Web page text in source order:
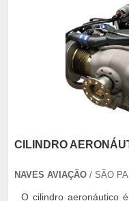
CILINDRO
NAVES AVIAÇÃO / SÃO
O cilindro aeronáutico